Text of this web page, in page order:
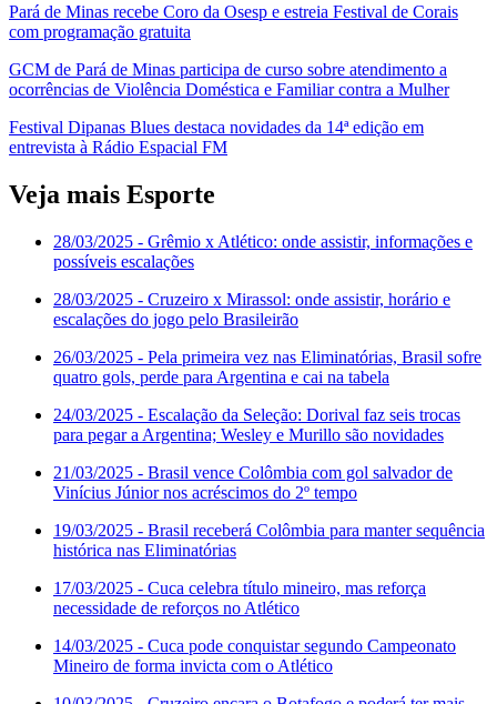
Pará de Minas recebe Coro da Osesp e estreia Festival de Corais
com programação gratuita
GCM de Pará de Minas participa de curso sobre atendimento a
ocorrências de Violência Doméstica e Familiar contra a Mulher
Festival Dipanas Blues destaca novidades da 14ª edição em
entrevista à Rádio Espacial FM
Veja mais Esporte
28/03/2025 - Grêmio x Atlético: onde assistir, informações e
possíveis escalações
28/03/2025 - Cruzeiro x Mirassol: onde assistir, horário e
escalações do jogo pelo Brasileirão
26/03/2025 - Pela primeira vez nas Eliminatórias, Brasil sofre
quatro gols, perde para Argentina e cai na tabela
24/03/2025 - Escalação da Seleção: Dorival faz seis trocas
para pegar a Argentina; Wesley e Murillo são novidades
21/03/2025 - Brasil vence Colômbia com gol salvador de
Vinícius Júnior nos acréscimos do 2º tempo
19/03/2025 - Brasil receberá Colômbia para manter sequência
histórica nas Eliminatórias
17/03/2025 - Cuca celebra título mineiro, mas reforça
necessidade de reforços no Atlético
14/03/2025 - Cuca pode conquistar segundo Campeonato
Mineiro de forma invicta com o Atlético